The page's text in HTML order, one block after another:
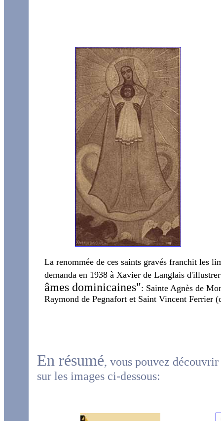
La renommée de ces saints gravés franchit les
demanda en 1938 à Xavier de Langlais
âmes dominicaines": Sainte Agnès de
Raymond de Pegnafort et Saint Vincent Ferrier
En résumé, vous pouvez
sur les images ci-dessous: